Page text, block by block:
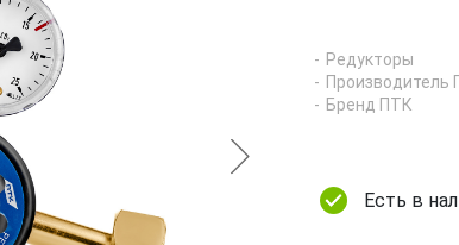
Редукторы
Производитель
Бренд ПТК
Есть в